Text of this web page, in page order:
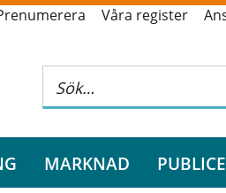
Våra register
MARKNAD